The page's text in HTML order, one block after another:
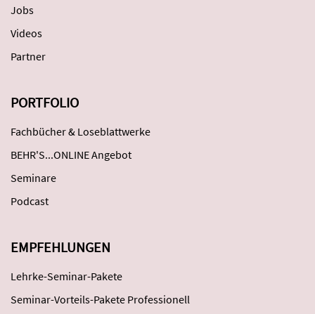
Jobs
Videos
Partner
PORTFOLIO
Fachbücher & Loseblattwerke
BEHR'S...ONLINE Angebot
Seminare
Podcast
EMPFEHLUNGEN
Lehrke-Seminar-Pakete
Seminar-Vorteils-Pakete Professionell